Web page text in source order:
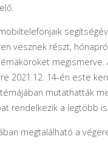
vesznek részt,
megismerve.
2021.12. 14-én este
mutathatták
rendelkezik a legtöbb
megtalálható a